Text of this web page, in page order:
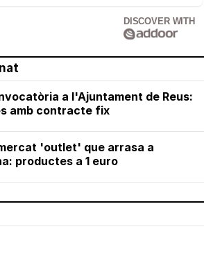
DISCOVER WITH
a l'Ajuntament de Reus:
amb contracte fix
'outlet' que arrasa a
productes a 1 euro